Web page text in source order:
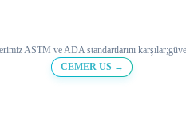
ASTM ve ADA standartlarını karşılar;
CEMER US →